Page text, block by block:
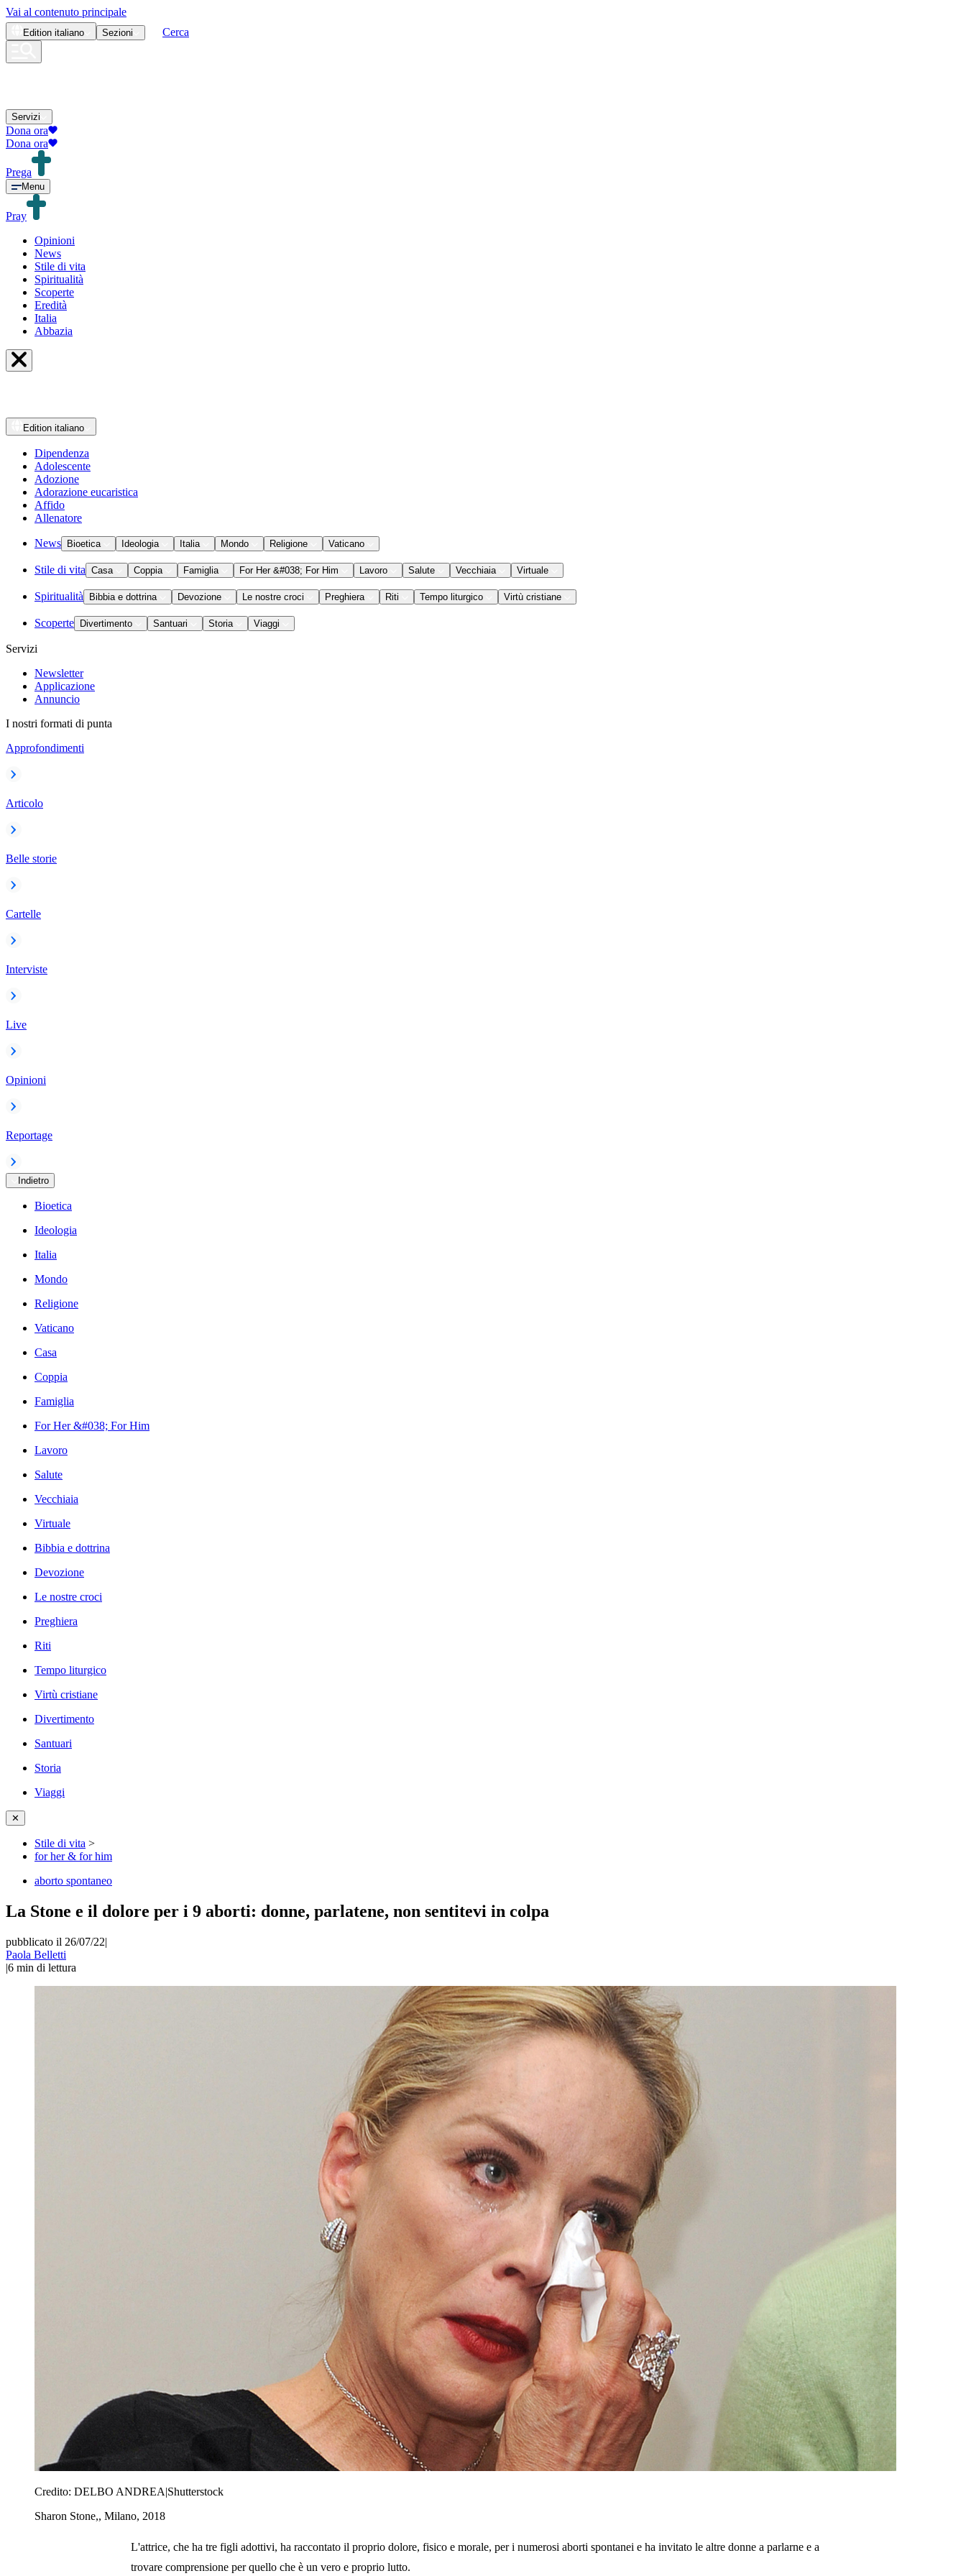
Vai al contenuto principale
Edition italiano Sezioni Cerca
Servizi
Dona ora
Dona ora
Prega
Menu
Pray
Opinioni
News
Stile di vita
Spiritualità
Scoperte
Eredità
Italia
Abbazia
Edition italiano
Dipendenza
Adolescente
Adozione
Adorazione eucaristica
Affido
Allenatore
News Bioetica Ideologia Italia Mondo Religione Vaticano
Stile di vita Casa Coppia Famiglia For Her &#038; For Him Lavoro Salute Vecchiaia Virtuale
Spiritualità Bibbia e dottrina Devozione Le nostre croci Preghiera Riti Tempo liturgico Virtù cristiane
Scoperte Divertimento Santuari Storia Viaggi
Servizi
Newsletter
Applicazione
Annuncio
I nostri formati di punta
Approfondimenti
Articolo
Belle storie
Cartelle
Interviste
Live
Opinioni
Reportage
Indietro
Bioetica
Ideologia
Italia
Mondo
Religione
Vaticano
Casa
Coppia
Famiglia
For Her &#038; For Him
Lavoro
Salute
Vecchiaia
Virtuale
Bibbia e dottrina
Devozione
Le nostre croci
Preghiera
Riti
Tempo liturgico
Virtù cristiane
Divertimento
Santuari
Storia
Viaggi
✕
Stile di vita >
for her & for him
aborto spontaneo
La Stone e il dolore per i 9 aborti: donne, parlatene, non sentitevi in colpa
pubblicato il 26/07/22|
Paola Belletti
|6 min di lettura
Credito: DELBO ANDREA|Shutterstock
Sharon Stone,, Milano, 2018
L'attrice, che ha tre figli adottivi, ha raccontato il proprio dolore, fisico e morale, per i numerosi aborti spontanei e ha invitato le altre donne a parlarne e a
trovare comprensione per quello che è un vero e proprio lutto.